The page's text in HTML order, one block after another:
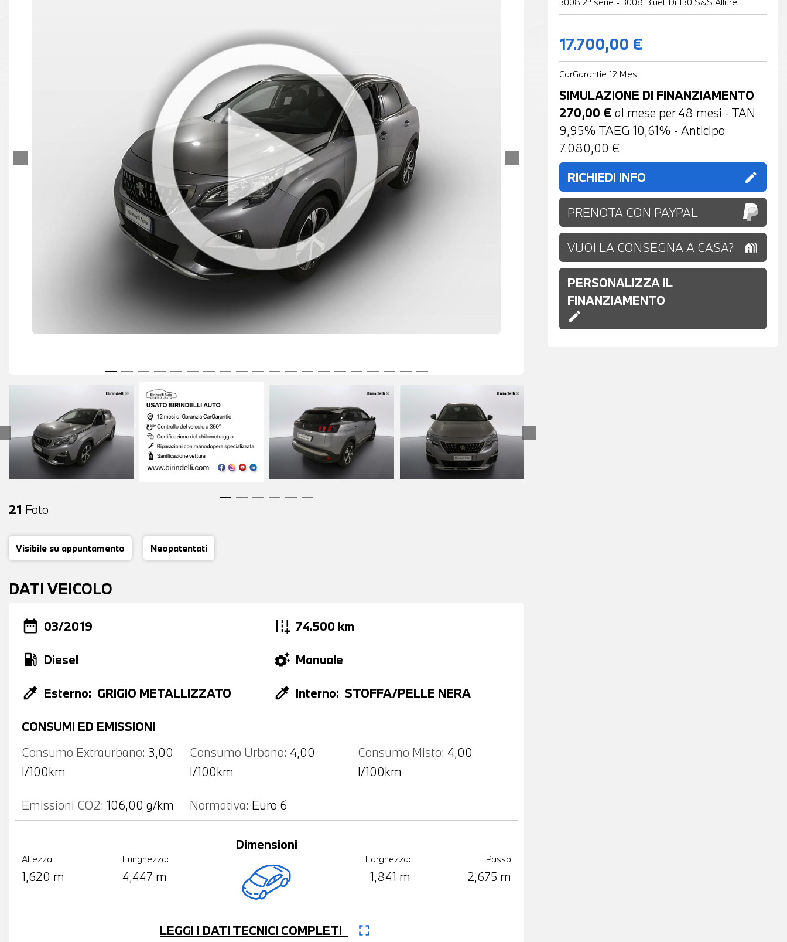
21 Foto
Visibile su appuntamento Neopatentati
DATI VEICOLO
date_range 03/2019 add_road74.500 km
local_gas_station Diesel settings_suggest Manuale
colorize Esterno: GRIGIO METALLIZZATO colorize Interno: STOFFA/PELLE NERA
CONSUMI ED EMISSIONI
Consumo Extraurbano: 3,00
l/100km
Consumo Urbano: 4,00
l/100km
Consumo Misto: 4,00
l/100km
Emissioni CO2: 106,00 g/km Normativa: Euro 6
Altezza
1,620 m
Lunghezza:
4,447 m
Dimensioni
Larghezza:
1,841 m
Passo
2,675 m
LEGGI I DATI TECNICI COMPLETI fullscreen
17.700,00 €
CarGarantie 12 Mesi
SIMULAZIONE DI FINANZIAMENTO
270,00 € al mese per48 mesi - TAN
9,95% TAEG 10,61% - Anticipo
7.080,00 €
RICHIEDI INFO
edit
PRENOTA CON PAYPAL
VUOI LA CONSEGNA A CASA? holiday_village
PERSONALIZZA IL
FINANZIAMENTO
edit